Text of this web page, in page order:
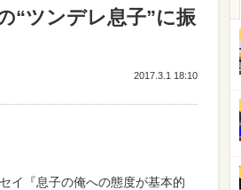
“ツンデレ息子”に振
2017.3.1 18:10
イ『息子の俺への態度が基本的